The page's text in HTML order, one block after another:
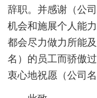
辞职。并感谢（公
机会和施展个人能
都会尽力做力所能
名）的员工而骄傲
衷心地祝愿（公司